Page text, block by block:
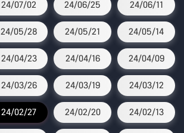
24/07/02 24/06/25 24/06/11
24/05/28 24/05/21 24/05/14
24/04/23 24/04/16 24/04/09
24/03/26 24/03/19 24/03/12
24/02/27 24/02/20 24/02/13